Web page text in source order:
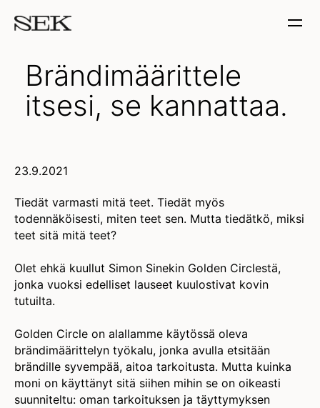
Brändimäärittele
itsesi, se kannattaa.
23.9.2021
Tiedät varmasti mitä teet. Tiedät myös
todennäköisesti, miten teet sen. Mutta tiedätkö, miksi
teet sitä mitä teet?
Olet ehkä kuullut Simon Sinekin Golden Circlestä,
jonka vuoksi edelliset lauseet kuulostivat kovin
tutuilta.
Golden Circle on alallamme käytössä oleva
brändimäärittelyn työkalu, jonka avulla etsitään
brändille syvempää, aitoa tarkoitusta. Mutta kuinka
moni on käyttänyt sitä siihen mihin se on oikeasti
suunniteltu: oman tarkoituksen ja täyttymyksen